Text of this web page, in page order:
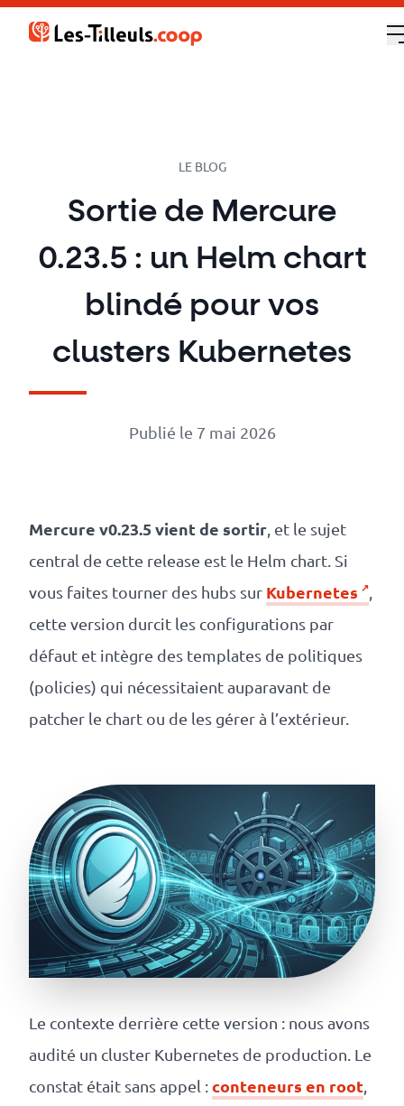
Aller
Formations
Cloud
et
DevOps
Technologies
Numérique
responsable
clients
La
coopérative
On
recrute
revenus
API
Platform
Conference
Le
LE BLOG
Sortie de Mercure
0.23.5 : un Helm chart
blindé pour vos
clusters Kubernetes
Publié le 7 mai 2026
Mercure v0.23.5 vient de sortir , et le sujet
central de cette release est le Helm chart. Si
vous faites tourner des hubs sur Kubernetes
cette version durcit les configurations par
défaut et intègre des templates de politiques
(policies) qui nécessitaient auparavant de
patcher le chart ou de les gérer à l’extérieur.
Le contexte derrière cette version : nous avons
audité un cluster Kubernetes de production. Le
constat était sans appel :conteneurs en root,